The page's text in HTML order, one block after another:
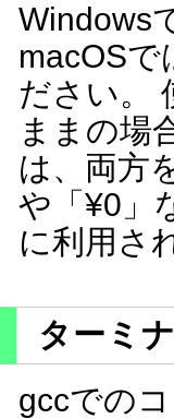
Windows
macOS
ださい。
ままの場
は、両方
や「¥0」
に利用さ
ターミ
gccでの